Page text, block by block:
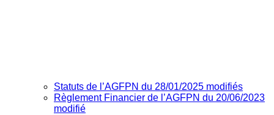
Statuts de l’AGFPN du 28/01/2025 modifiés
Règlement Financier de l’AGFPN du 20/06/2023
modifié